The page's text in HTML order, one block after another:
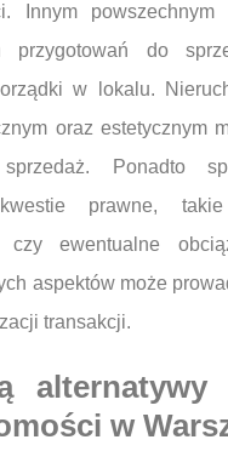
Innym
przygotowań do
w lokalu.
oraz estetycznym
Ponadto
prawne,
czy ewentualne
aspektów może
transakcji.
alternatywy
w